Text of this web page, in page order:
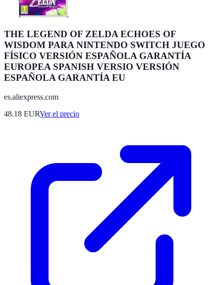
THE LEGEND OF ZELDA ECHOES OF
WISDOM PARA NINTENDO SWITCH JUEGO
FÍSICO VERSIÓN ESPAÑOLA GARANTÍA
EUROPEA SPANISH VERSIO VERSIÓN
ESPAÑOLA GARANTÍA EU
es.aliexpress.com
48.18 EURVer el precio